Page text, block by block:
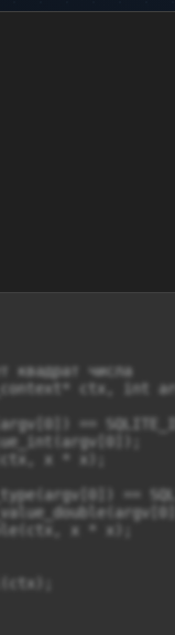
квадрат числа
ctx, int
==
x * x);
==
x * x);